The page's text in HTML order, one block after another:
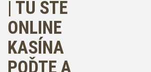
| TU STE
ONLINE
KASÍNA
POĎTE A